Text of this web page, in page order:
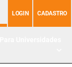
LOGIN CADASTRO